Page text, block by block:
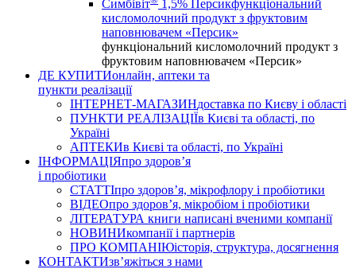
Симбівіт
1,5% Персикфункціональний
кисломолочний продукт з фруктовим
наповнювачем «Персик»
функціональний кисломолочний продукт з
фруктовим наповнювачем «Персик»
ДЕ КУПИТИонлайн, аптеки та
пункти реалізації
ІНТЕРНЕТ-МАГАЗИНдоставка по Києву і області
ПУНКТИ РЕАЛІЗАЦІЇв Києві та області, по
Україні
АПТЕКИв Києві та області, по Україні
ІНФОРМАЦІЯпро здоров’я
і пробіотики
СТАТТІпро здоров’я, мікрофлору і пробіотики
ВІДЕОпро здоров’я, мікробіом і пробіотики
ЛІТЕРАТУРА книги написані вченими компанії
НОВИНИкомпанії і партнерів
ПРО КОМПАНІЮісторія, структура, досягнення
КОНТАКТИзв’яжіться з нами